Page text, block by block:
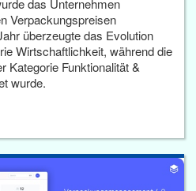
das Unternehmen
Verpackungspreisen
überzeugte das Evolution
Wirtschaftlichkeit, während die
Kategorie Funktionalität &
wurde.